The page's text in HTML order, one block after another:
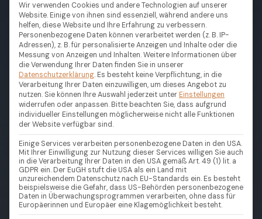
Wir verwenden Cookies und andere Technologien auf unserer
Website. Einige von ihnen sind essenziell, während andere uns
helfen, diese Website und Ihre Erfahrung zu verbessern.
Personenbezogene Daten können verarbeitet werden (z. B. IP-
Adressen), z. B. für personalisierte Anzeigen und Inhalte oder die
Messung von Anzeigen und Inhalten.Weitere Informationen über
die Verwendung Ihrer Daten finden Sie in unserer
Datenschutzerklärung. Es besteht keine Verpflichtung, in die
Verarbeitung Ihrer Daten einzuwilligen, um dieses Angebot zu
nutzen. Sie können Ihre Auswahl jederzeit unter Einstellungen
widerrufen oder anpassen. Bitte beachten Sie, dass aufgrund
individueller Einstellungen möglicherweise nicht alle Funktionen
der Website verfügbar sind.
Einige Services verarbeiten personenbezogene Daten in den USA.
Mit Ihrer Einwilligung zur Nutzung dieser Services willigen Sie auch
in die Verarbeitung Ihrer Daten in den USA gemäß Art. 49 (1) lit. a
GDPR ein. Der EuGH stuft die USA als ein Land mit
unzureichendem Datenschutz nach EU-Standards ein. Es besteht
beispielsweise die Gefahr, dass US-Behörden personenbezogene
Daten in Überwachungsprogrammen verarbeiten, ohne dass für
Europäerinnen und Europäer eine Klagemöglichkeit besteht.